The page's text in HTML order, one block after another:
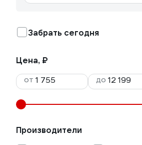
Забрать сегодня
Цена, ₽
от
до
Производители